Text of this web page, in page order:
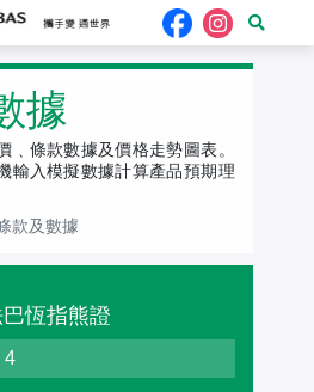
據
﹑條款數據及價格走勢圖表。
輸入模擬數據計算產品預期理
款及數據
恆指熊證
4